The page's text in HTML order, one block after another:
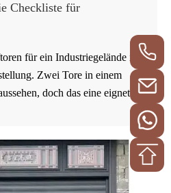
Checkliste für
für ein Industriegelände ist
Zwei Tore in einem
doch das eine eignet
benötigt wird. Die
Gegebenheiten des Standorts
über Motoren,